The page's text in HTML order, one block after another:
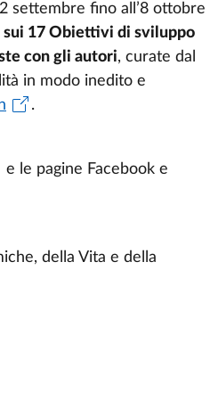
settembre fino all’8 ottobre
17 Obiettivi di sviluppo
con gli autori, curate dal
in modo inedito e
.
e le pagine Facebook e
della Vita e della